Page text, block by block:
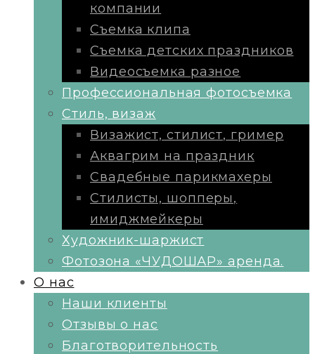
компании
Съемка клипа
Съемка детских праздников
Видеосъемка разное
Профессиональная фотосъемка
Стиль, визаж
Визажист, стилист, гример
Аквагрим на праздник
Свадебные парикмахеры
Стилисты, шопперы,
имиджмейкеры
Художник-шаржист
Фотозона «ЧУДОШАР» аренда.
О нас
Наши клиенты
Отзывы о нас
Благотворительность